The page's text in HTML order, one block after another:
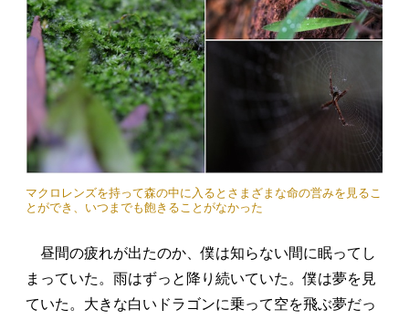
マクロレンズを持って森の中に入るとさまざまな命の営みを見るこ
とができ、いつまでも飽きることがなかった
昼間の疲れが出たのか、僕は知らない間に眠ってし
まっていた。雨はずっと降り続いていた。僕は夢を見
ていた。大きな白いドラゴンに乗って空を飛ぶ夢だっ